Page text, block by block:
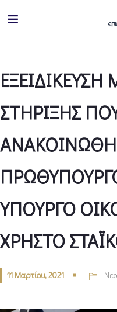
ΣΤΗΡΙΞΗΣ
ΥΠΟΥΡΓΟ
ΧΡΗΣΤΟ
11 Μαρτίου, 2021